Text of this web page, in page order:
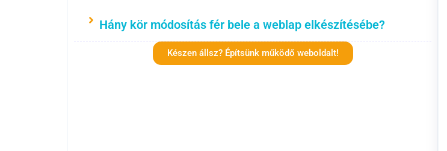
Hány kör módosítás fér bele a weblap elkészítésébe?
Készen állsz? Építsünk működő weboldalt!